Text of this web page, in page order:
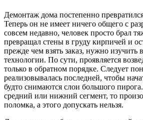
Демонтаж дома постепенно
Теперь он не имеет ничего общего с
совсем недавно, человек просто брал
превращал стены в груду кирпичей и
прежде чем взять заказ, нужно изучить
технологии. По сути, проявляется
только в обратном порядке. Следует
реализовывалась последней, чтобы
будто снимаются слои большого пирога.
средний или нижний сегмент, то
поломка, а этого допускать нельзя.